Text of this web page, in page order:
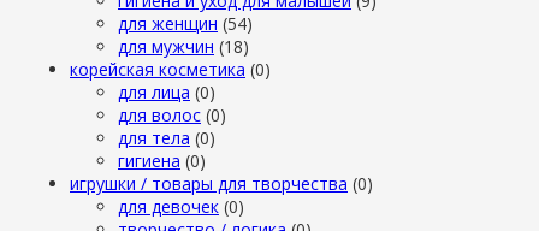
для женщин (54)
для мужчин (18)
корейская косметика (0)
для лица (0)
для волос (0)
для тела (0)
гигиена (0)
игрушки / товары для творчества (0)
для девочек (0)